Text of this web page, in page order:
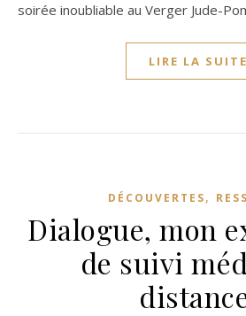
soirée inoubliable au Verger Jude-
LIRE LA SUITE
DÉCOUVERTES,
Dialogue, mon
de suivi